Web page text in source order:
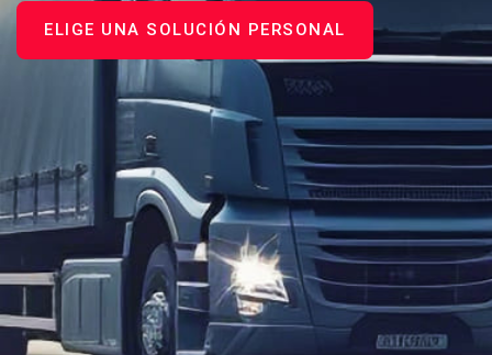
ELIGE UNA SOLUCIÓN PERSONAL